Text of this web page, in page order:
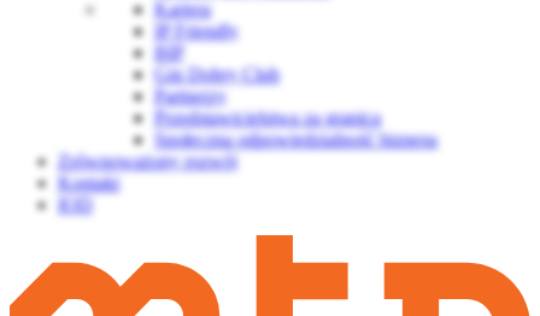
Kariera
IP Friendly
BIP
Gin Dobry Club
Partnerzy
Przedstawicielstwa za granicą
Społeczna odpowiedzialność biznesu
Zrównoważony rozwój
Kontakt
IOD